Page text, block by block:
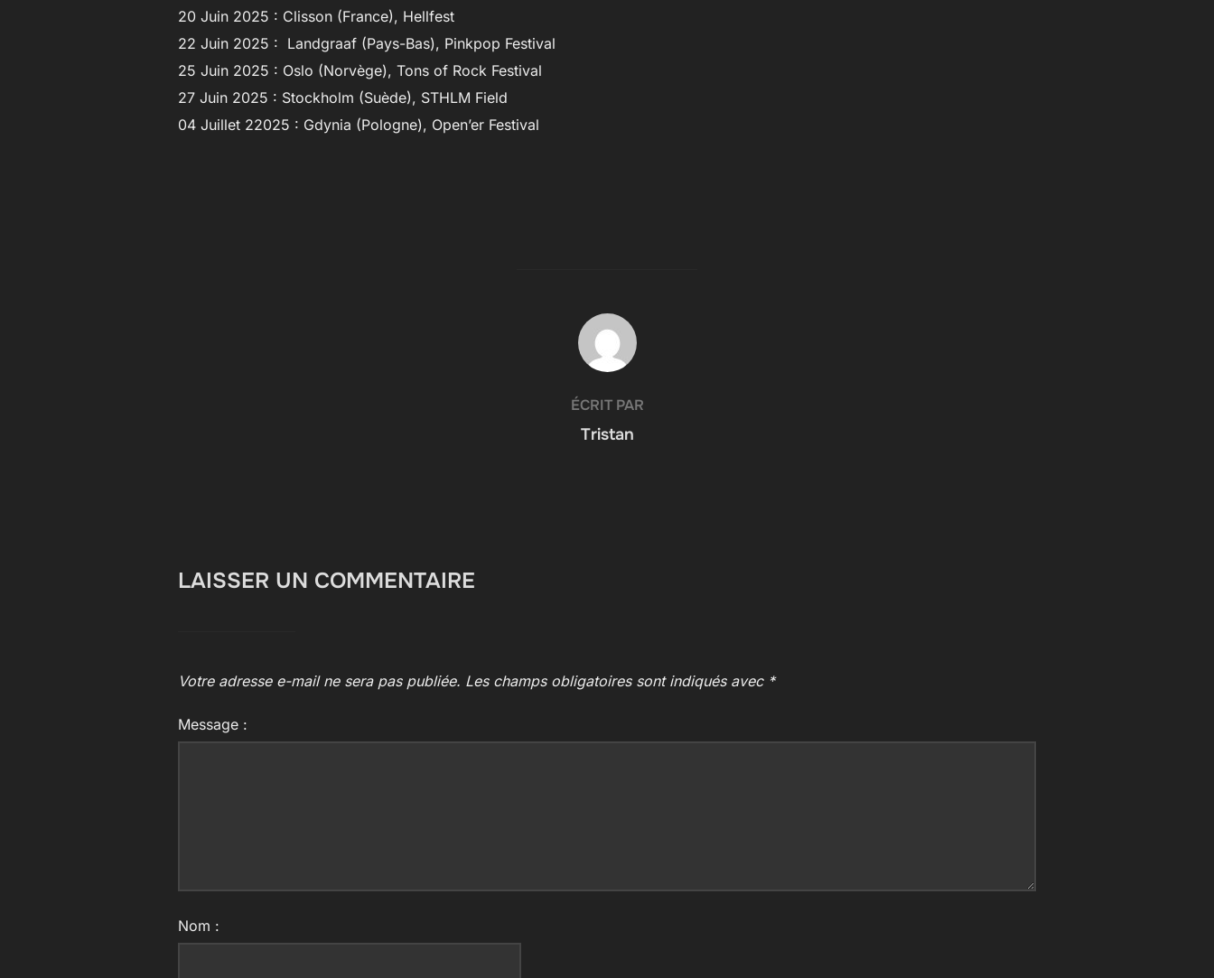
20 Juin 2025 : Clisson (France), Hellfest
22 Juin 2025 : Landgraaf (Pays-Bas), Pinkpop Festival
25 Juin 2025 : Oslo (Norvège), Tons of Rock Festival
27 Juin 2025 : Stockholm (Suède), STHLM Field
04 Juillet 22025 : Gdynia (Pologne), Open’er Festival
AUTEUR DE LA PUBLICATION
ÉCRIT PAR
Tristan
LAISSER UN COMMENTAIRE
Votre adresse e-mail ne sera pas publiée. Les champs obligatoires sont indiqués avec *
Message :
Nom :